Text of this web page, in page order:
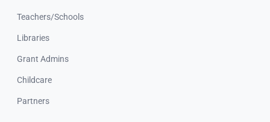
Teachers/Schools
Libraries
Grant Admins
Childcare
Partners